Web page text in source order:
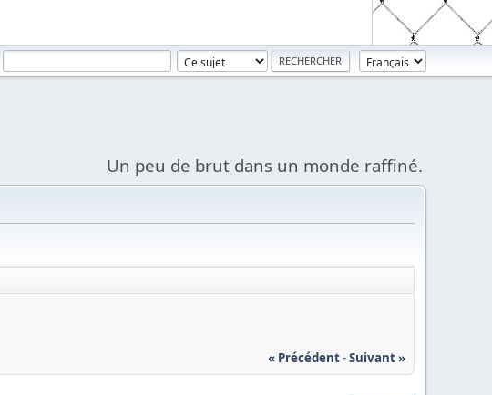
Un peu de brut dans un monde raffiné.
« Précédent-Suivant »